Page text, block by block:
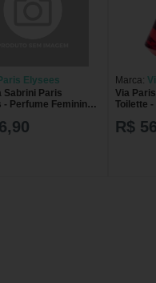
Elysees
Sabrini Paris
- Perfume Feminino -
Marca:
Via
Toilette
R$